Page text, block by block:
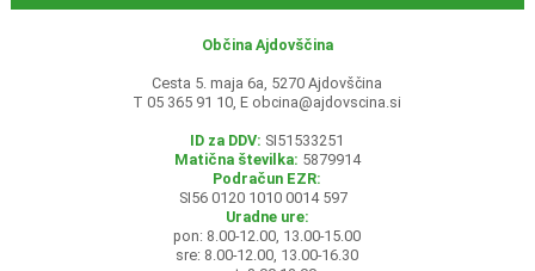
Občina Ajdovščina
Cesta 5. maja 6a, 5270 Ajdovščina
T 05 365 91 10, E obcina@ajdovscina.si
ID za DDV: SI51533251
Matična številka: 5879914
Podračun EZR:
SI56 0120 1010 0014 597
Uradne ure:
pon: 8.00-12.00, 13.00-15.00
sre: 8.00-12.00, 13.00-16.30